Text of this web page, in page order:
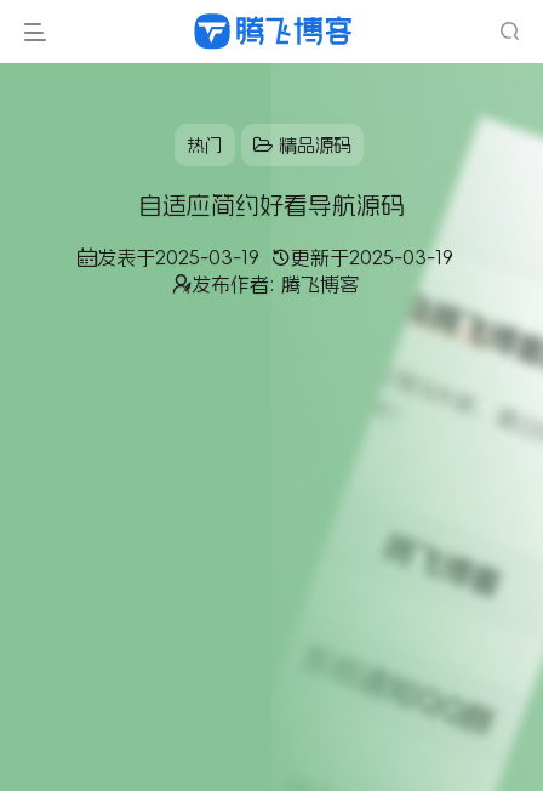
热门 精品源码
自适应简约好看导航源码
发表于2025-03-19 更新于2025-03-19
发布作者: 腾飞博客